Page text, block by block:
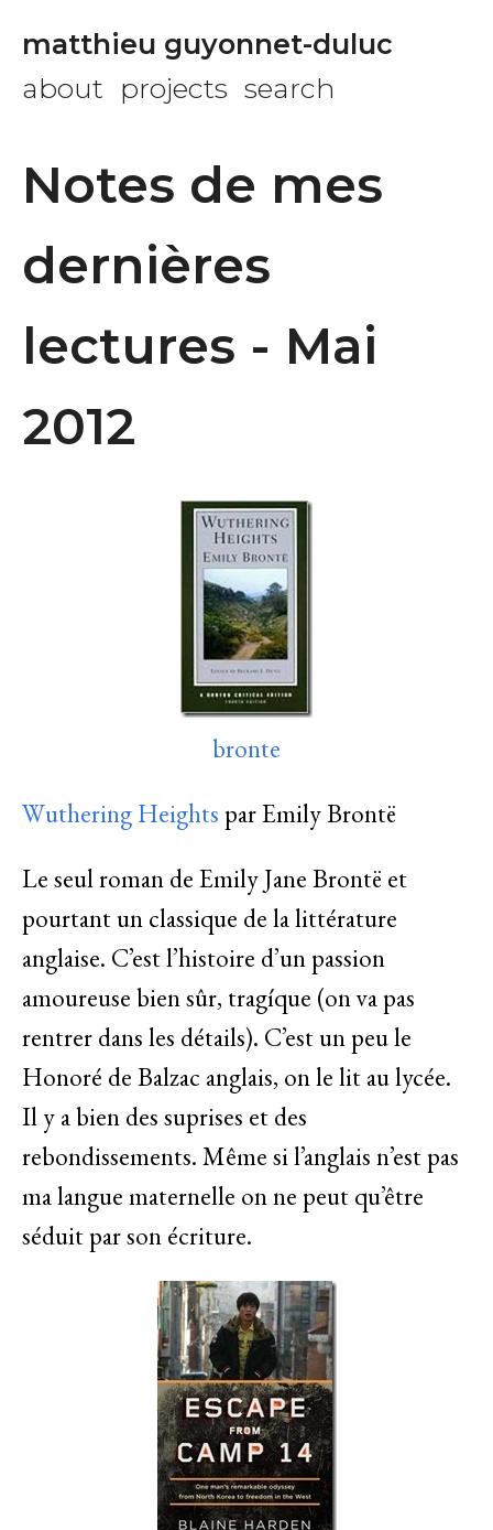
matthieu guyonnet-duluc
about projects search
Notes de mes
dernières
lectures - Mai
2012
bronte
Wuthering Heights par Emily Brontë
Le seul roman de Emily Jane Brontë et
pourtant un classique de la littérature
anglaise. C’est l’histoire d’un passion
amoureuse bien sûr, tragíque (on va pas
rentrer dans les détails). C’est un peu le
Honoré de Balzac anglais, on le lit au lycée.
Il y a bien des suprises et des
rebondissements. Même si l’anglais n’est pas
ma langue maternelle on ne peut qu’être
séduit par son écriture.